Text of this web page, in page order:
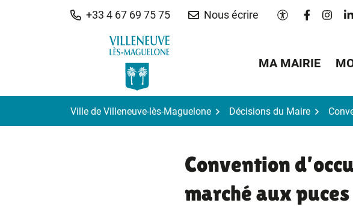
+33 4 67 69 75 75 Nous écrire Paramètres
Lien vers
Lien
MA MAIRIE
Ville de Villeneuve-lès-Maguelone Décisions du Maire
Convention
marché aux puces